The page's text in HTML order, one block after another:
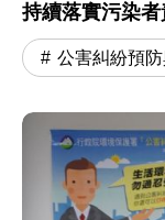
持續落實污染
公害糾紛預